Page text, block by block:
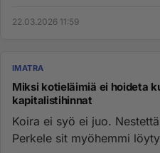
22.03.2026 11:59
IMATRA
Miksi kotieläimiä ei hoideta
kapitalistihinnat
Koira ei syö ei juo.
Perkele sit myöhemmi